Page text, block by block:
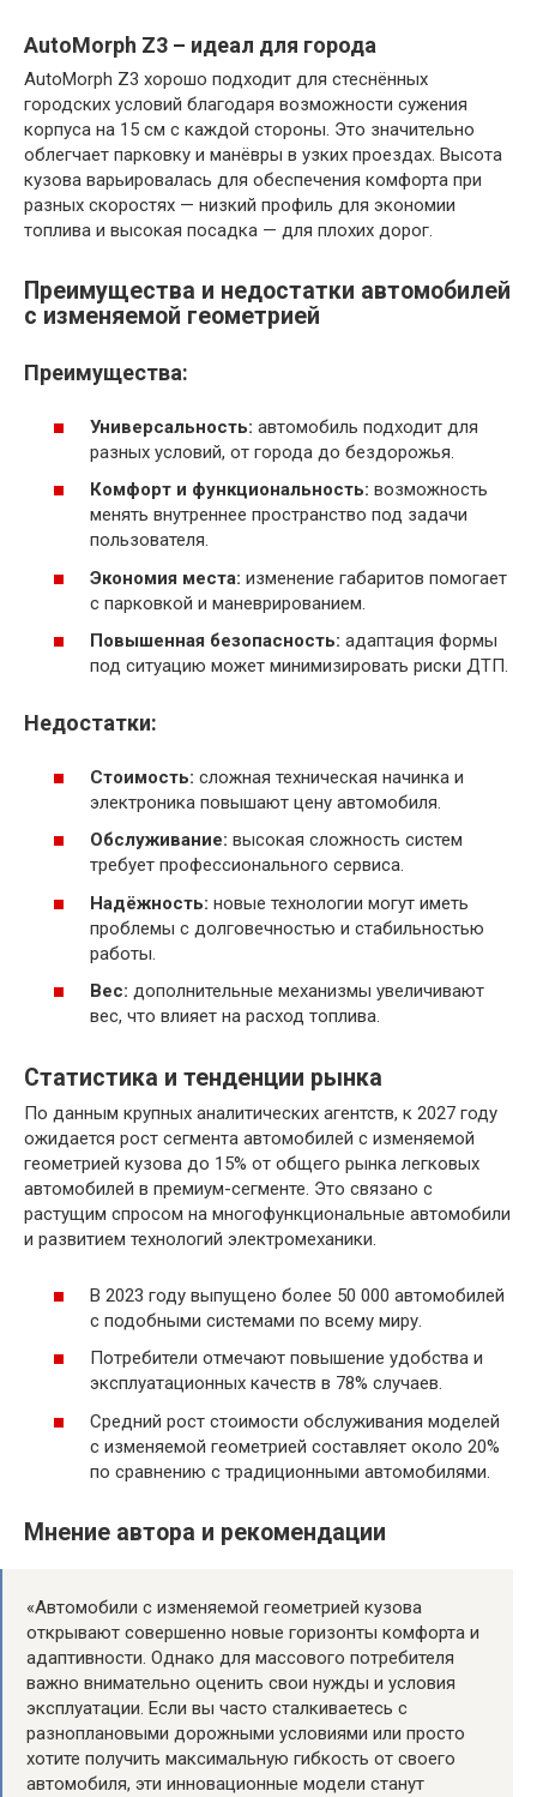
AutoMorph Z3 – идеал для города
AutoMorph Z3 хорошо подходит для стеснённых
городских условий благодаря возможности сужения
корпуса на 15 см с каждой стороны. Это значительно
облегчает парковку и манёвры в узких проездах. Высота
кузова варьировалась для обеспечения комфорта при
разных скоростях — низкий профиль для экономии
топлива и высокая посадка — для плохих дорог.
Преимущества и недостатки автомобилей
с изменяемой геометрией
Преимущества:
Универсальность: автомобиль подходит для
разных условий, от города до бездорожья.
Комфорт и функциональность: возможность
менять внутреннее пространство под задачи
пользователя.
Экономия места: изменение габаритов помогает
с парковкой и маневрированием.
Повышенная безопасность: адаптация формы
под ситуацию может минимизировать риски ДТП.
Недостатки:
Стоимость: сложная техническая начинка и
электроника повышают цену автомобиля.
Обслуживание: высокая сложность систем
требует профессионального сервиса.
Надёжность: новые технологии могут иметь
проблемы с долговечностью и стабильностью
работы.
Вес: дополнительные механизмы увеличивают
вес, что влияет на расход топлива.
Статистика и тенденции рынка
По данным крупных аналитических агентств, к 2027 году
ожидается рост сегмента автомобилей с изменяемой
геометрией кузова до 15% от общего рынка легковых
автомобилей в премиум-сегменте. Это связано с
растущим спросом на многофункциональные автомобили
и развитием технологий электромеханики.
В 2023 году выпущено более 50 000 автомобилей
с подобными системами по всему миру.
Потребители отмечают повышение удобства и
эксплуатационных качеств в 78% случаев.
Средний рост стоимости обслуживания моделей
с изменяемой геометрией составляет около 20%
по сравнению с традиционными автомобилями.
Мнение автора и рекомендации
«Автомобили с изменяемой геометрией кузова
открывают совершенно новые горизонты комфорта и
адаптивности. Однако для массового потребителя
важно внимательно оценить свои нужды и условия
эксплуатации. Если вы часто сталкиваетесь с
разноплановыми дорожными условиями или просто
хотите получить максимальную гибкость от своего
автомобиля, эти инновационные модели станут